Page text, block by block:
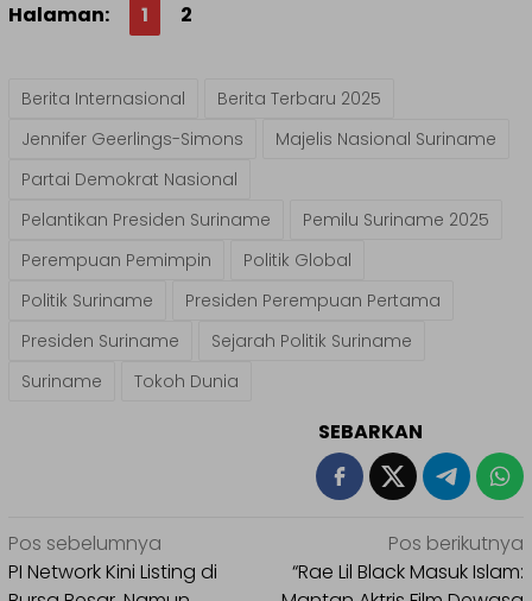
Halaman:
1 2
Berita Internasional
Berita Terbaru 2025
Jennifer Geerlings-Simons
Majelis Nasional Suriname
Partai Demokrat Nasional
Pelantikan Presiden Suriname
Pemilu Suriname 2025
Perempuan Pemimpin
Politik Global
Politik Suriname
Presiden Perempuan Pertama
Presiden Suriname
Sejarah Politik Suriname
Suriname
Tokoh Dunia
SEBARKAN
Navigasi
pos
Pos sebelumnya
PI Network Kini Listing di
Pos berikutnya
“Rae Lil Black Masuk Islam: